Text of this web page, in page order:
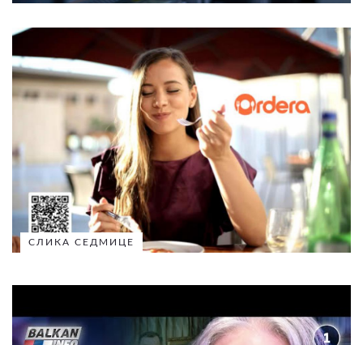
СЛИКА СЕДМИЦЕ